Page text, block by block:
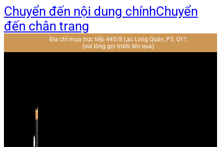
Chuyển đến nội dung chínhChuyển
đến chân trang
Địa chỉ mua trực tiếp 445/8 Lạc Long Quân, P5, Q11
(vui lòng gọi trước khi qua)